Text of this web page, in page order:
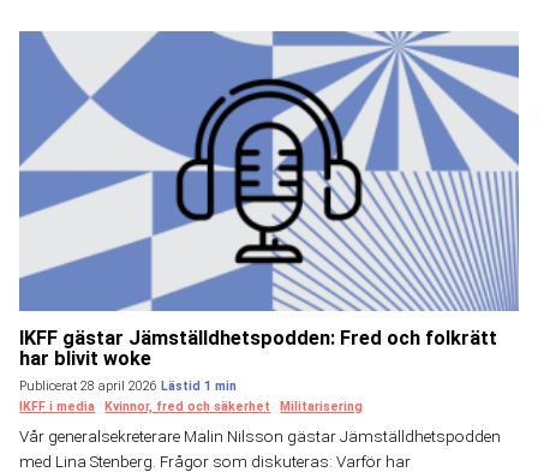
IKFF gästar Jämställdhetspodden: Fred och folkrätt
har blivit woke
Publicerat 28 april 2026
IKFF i media
Kvinnor, fred och säkerhet Militarisering
Vår generalsekreterare Malin Nilsson gästar Jämställdhetspodden
med Lina Stenberg. Frågor som diskuteras: Varför har